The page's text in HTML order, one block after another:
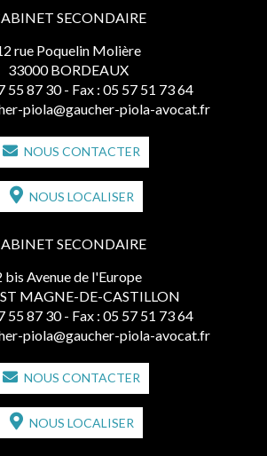
SECONDAIRE
rue Poquelin Molière
33000 BORDEAUX
55 87 30 - Fax : 05 57 51 73 64
piola@gaucher-piola-avocat.fr
NOUS CONTACTER
NOUS LOCALISER
SECONDAIRE
bis Avenue de l'Europe
MAGNE-DE-CASTILLON
55 87 30 - Fax : 05 57 51 73 64
piola@gaucher-piola-avocat.fr
NOUS CONTACTER
NOUS LOCALISER